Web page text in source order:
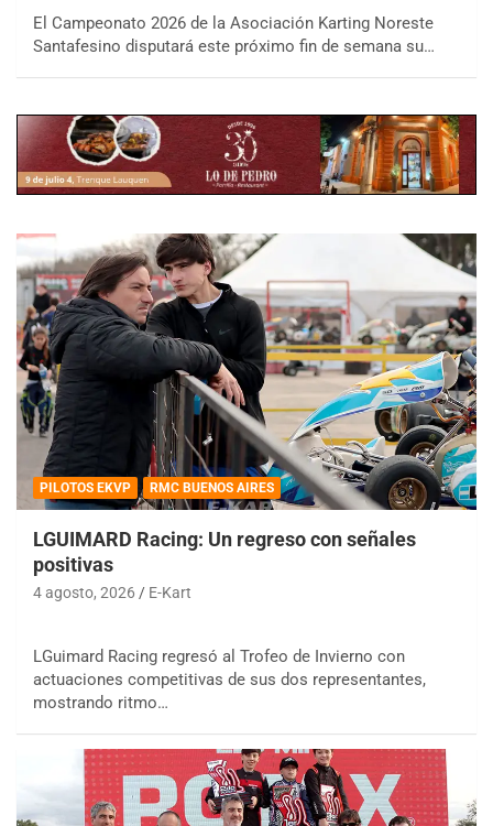
El Campeonato 2026 de la Asociación Karting Noreste
Santafesino disputará este próximo fin de semana su…
PILOTOS EKVP RMC BUENOS AIRES
LGUIMARD Racing: Un regreso con señales
positivas
4 agosto, 2026 E-Kart
LGuimard Racing regresó al Trofeo de Invierno con
actuaciones competitivas de sus dos representantes,
mostrando ritmo…